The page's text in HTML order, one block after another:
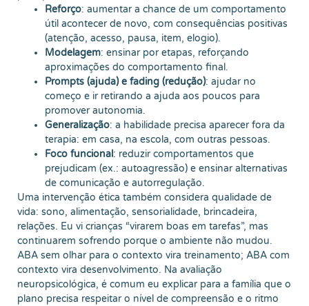
Reforço: aumentar a chance de um comportamento
útil acontecer de novo, com consequências positivas
(atenção, acesso, pausa, item, elogio).
Modelagem: ensinar por etapas, reforçando
aproximações do comportamento final.
Prompts (ajuda) e fading (redução): ajudar no
começo e ir retirando a ajuda aos poucos para
promover autonomia.
Generalização: a habilidade precisa aparecer fora da
terapia: em casa, na escola, com outras pessoas.
Foco funcional: reduzir comportamentos que
prejudicam (ex.: autoagressão) e ensinar alternativas
de comunicação e autorregulação.
Uma intervenção ética também considera qualidade de
vida: sono, alimentação, sensorialidade, brincadeira,
relações. Eu vi crianças “virarem boas em tarefas”, mas
continuarem sofrendo porque o ambiente não mudou.
ABA sem olhar para o contexto vira treinamento; ABA com
contexto vira desenvolvimento. Na avaliação
neuropsicológica, é comum eu explicar para a família que o
plano precisa respeitar o nível de compreensão e o ritmo